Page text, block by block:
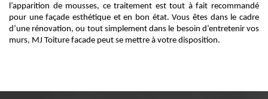
l’apparition de mousses, ce traitement est tout à fait recommandé
pour une façade esthétique et en bon état. Vous êtes dans le cadre
d’une rénovation, ou tout simplement dans le besoin d’entretenir vos
murs, MJ Toiture facade peut se mettre à votre disposition.